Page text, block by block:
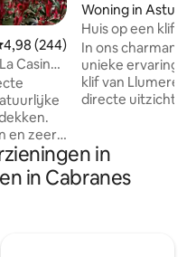
beoordeling van
4,98 (244)
Casina
en zeer
en
Woning in
Huis op een klif
In ons charmante
unieke ervaring.
klif van
directe uitzichten
ruime
uitzicht op zee)
in
in Cabranes